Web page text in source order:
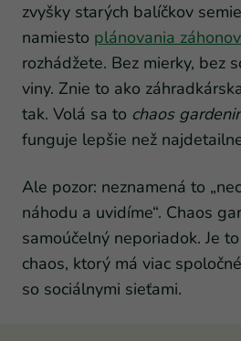
zvyšky starých balíčkov
namiesto plánovania záhonov
rozhádžete. Bez mierky, bez
viny. Znie to ako
tak. Volá sa to chaos
funguje lepšie než
Ale pozor: neznamená to
náhodu a uvidíme“. Chaos
samoúčelný neporiadok. Je
chaos, ktorý má viac
so sociálnymi sieťami.